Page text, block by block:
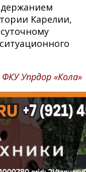
Карелии,
Упрдор «Кола»